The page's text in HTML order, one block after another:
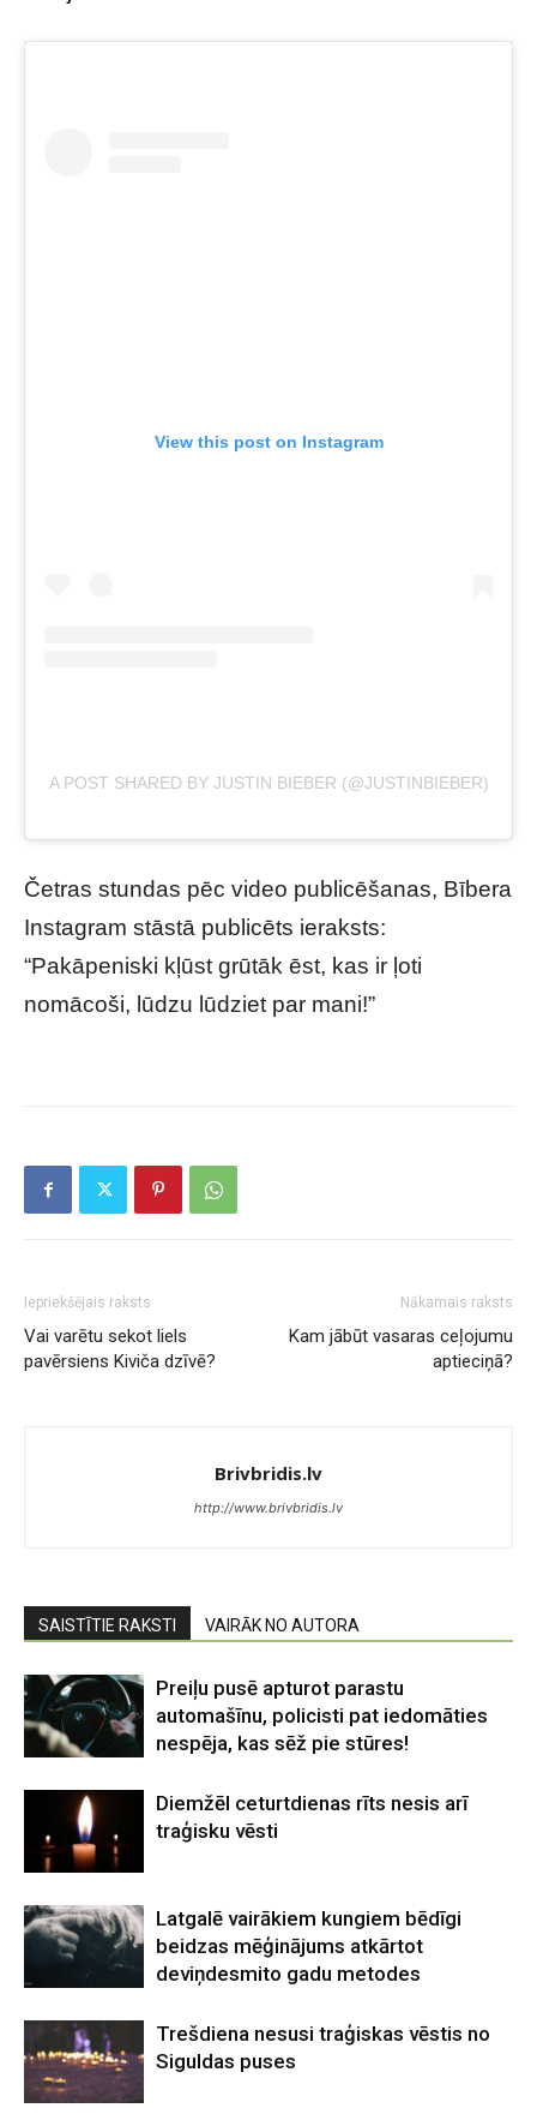
View this post on Instagram
A POST SHARED BY JUSTIN BIEBER (@JUSTINBIEBER)
Četras stundas pēc video publicēšanas, Bībera
Instagram stāstā publicēts ieraksts:
“Pakāpeniski kļūst grūtāk ēst, kas ir ļoti
nomācoši, lūdzu lūdziet par mani!”
Iepriekšējais raksts
Vai varētu sekot liels
pavērsiens Kiviča dzīvē?
Nākamais raksts
Kam jābūt vasaras ceļojumu
aptieciņā?
Brivbridis.lv
http://www.brivbridis.lv
SAISTĪTIE RAKSTI VAIRĀK NO AUTORA
Preiļu pusē apturot parastu
automašīnu, policisti pat iedomāties
nespēja, kas sēž pie stūres!
Diemžēl ceturtdienas rīts nesis arī
traģisku vēsti
Latgalē vairākiem kungiem bēdīgi
beidzas mēģinājums atkārtot
deviņdesmito gadu metodes
Trešdiena nesusi traģiskas vēstis no
Siguldas puses